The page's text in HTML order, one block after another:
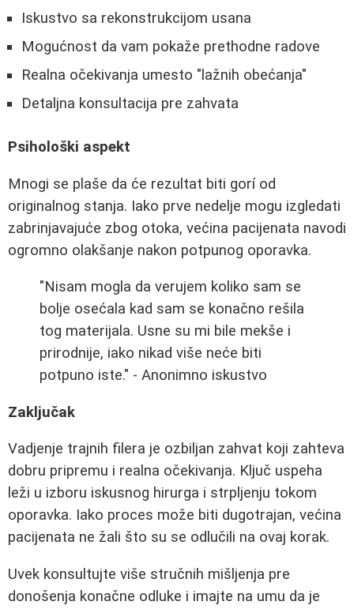
Iskustvo sa rekonstrukcijom usana
Mogućnost da vam pokaže prethodne radove
Realna očekivanja umesto "lažnih obećanja"
Detaljna konsultacija pre zahvata
Psihološki aspekt
Mnogi se plaše da će rezultat biti gorí od
originalnog stanja. Iako prve nedelje mogu izgledati
zabrinjavajuće zbog otoka, većina pacijenata navodi
ogromno olakšanje nakon potpunog oporavka.
"Nisam mogla da verujem koliko sam se
bolje osećala kad sam se konačno rešila
tog materijala. Usne su mi bile mekše i
prirodnije, iako nikad više neće biti
potpuno iste." - Anonimno iskustvo
Zaključak
Vadjenje trajnih filera je ozbiljan zahvat koji zahteva
dobru pripremu i realna očekivanja. Ključ uspeha
leži u izboru iskusnog hirurga i strpljenju tokom
oporavka. Iako proces može biti dugotrajan, većina
pacijenata ne žali što su se odlučili na ovaj korak.
Uvek konsultujte više stručnih mišljenja pre
donošenja konačne odluke i imajte na umu da je